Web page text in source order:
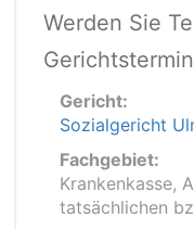
Werden Sie
Gericht:
Sozialgericht
Fachgebiet:
Krankenkasse,
tatsächlichen